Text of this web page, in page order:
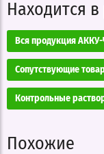
Находится
Вся продукция
Сопутствующие
Контрольные
Похожие